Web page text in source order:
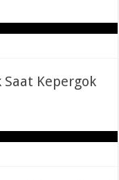
Kepergok